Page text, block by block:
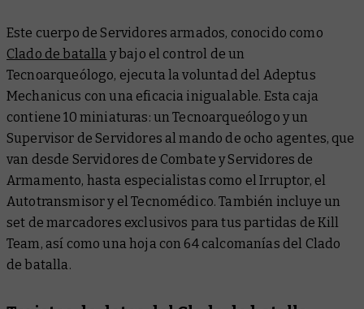
Este cuerpo de Servidores armados, conocido como
Clado de batalla y bajo el control de un
Tecnoarqueólogo, ejecuta la voluntad del Adeptus
Mechanicus con una eficacia inigualable. Esta caja
contiene 10 miniaturas: un Tecnoarqueólogo y un
Supervisor de Servidores al mando de ocho agentes, que
van desde Servidores de Combate y Servidores de
Armamento, hasta especialistas como el Irruptor, el
Autotransmisor y el Tecnomédico. También incluye un
set de marcadores exclusivos para tus partidas de Kill
Team, así como una hoja con 64 calcomanías del Clado
de batalla.